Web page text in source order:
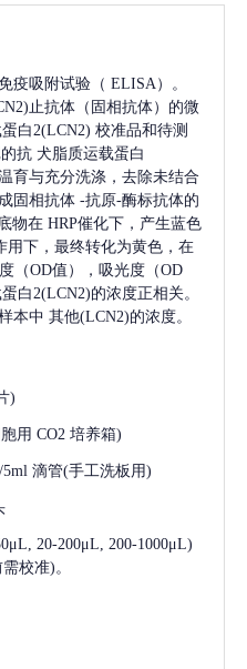
疫吸附试验（ ELISA）。
止抗体（固相抗体）的微
白2(LCN2) 校准品和待测
抗 犬脂质运载蛋白
育与充分洗涤，去除未结合
固相抗体 -抗原-酶标抗体的
物在 HRP催化下，产生蓝色
用下，最终转化为黄色，在
（OD值），吸光度（OD
白2(LCN2)的浓度正相关。
本中 其他(LCN2)的浓度。
)
用 CO2 培养箱)
/5ml 滴管(手工洗板用)
20-200μL, 200-1000μL)
校准)。